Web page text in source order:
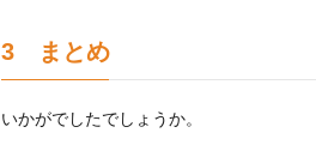
3 まとめ
いかがでしたでしょうか。